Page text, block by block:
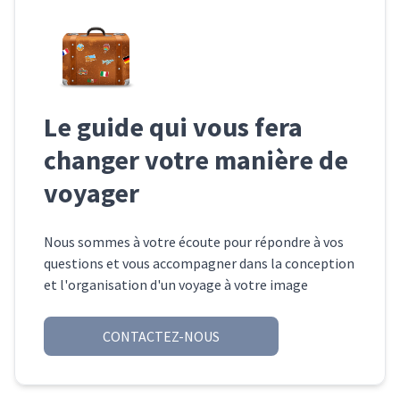
Le guide qui vous fera
changer votre manière de
voyager
Nous sommes à votre écoute pour répondre à vos
questions et vous accompagner dans la conception
et l'organisation d'un voyage à votre image
CONTACTEZ-NOUS